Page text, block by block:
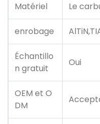
Matériel Le
enrobage
Échantillo
n gratuit
Oui
OEM et O
DM